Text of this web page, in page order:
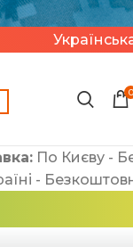
0
По Києву -
-